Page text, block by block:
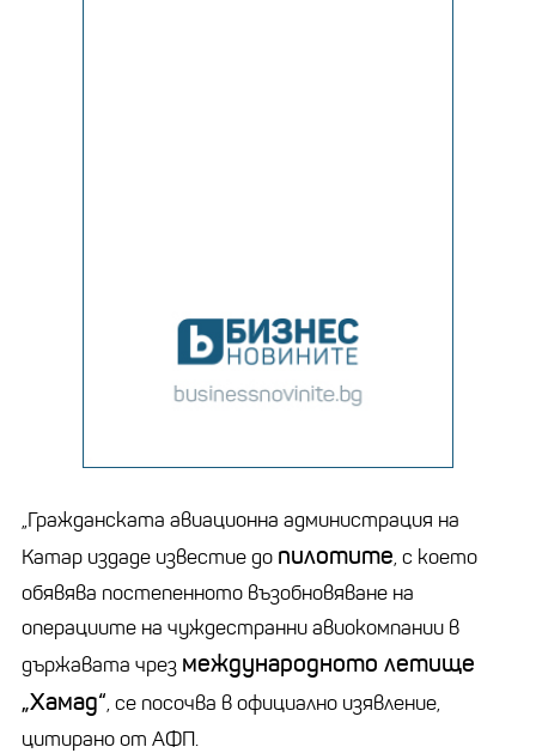
„Гражданската авиационна администрация на
Катар издаде известие до пилотите, с което
обявява постепенното възобновяване на
операциите на чуждестранни авиокомпании в
държавата чрез международното летище
„Хамад“, се посочва в официално изявление,
цитирано от АФП.